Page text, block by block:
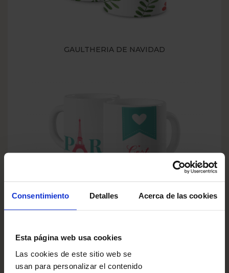
Consentimiento Detalles Acerca de las cookies
Esta página web usa cookies
Las cookies de este sitio web se
usan para personalizar el contenido
GAULTHERIA DE NAVIDAD